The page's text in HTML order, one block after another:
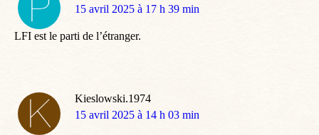
dit
15 avril 2025 à 17 h 39 min
LFI est le parti de l’étranger.
Kieslowski.1974
dit
15 avril 2025 à 14 h 03 min